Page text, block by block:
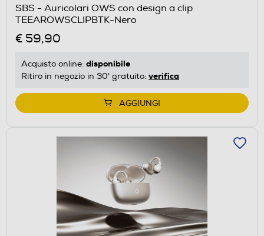
SBS - Auricolari OWS con design a clip
TEEAROWSCLIPBTK-Nero
€ 59,90
Acquisto online: disponibile
Ritiro in negozio in 30' gratuito: verifica
AGGIUNGI